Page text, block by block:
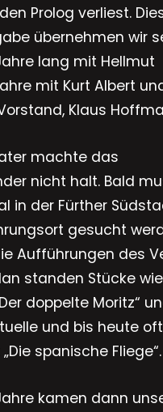
Prolog verliest.
übernehmen wir
lang mit Hellmut
mit Kurt Albert
Klaus
machte das
nicht halt. Bald
in der Fürther
gesucht
Aufführungen des
standen Stücke wie
doppelte Moritz“
und bis heute oft
spanische Fliege“.
kamen dann